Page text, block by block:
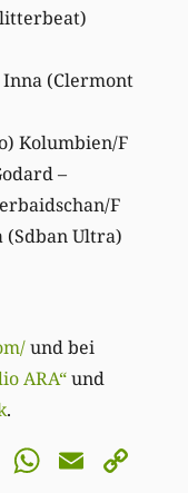
Inna (Clermont
Kolumbien/F
–
F
(Sdban Ultra)
und bei
ARA“und
.
BlueskyEmail